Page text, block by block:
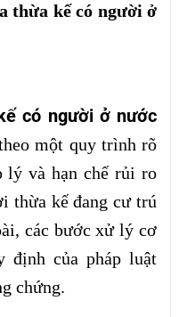
thừa kế có người ở
có người ở nước
một quy trình rõ
lý và hạn chế rủi ro
thừa kế đang cư trú
các bước xử lý cơ
định của pháp luật
chứng.